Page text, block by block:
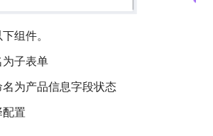
组件。
为子表单
名为产品信息字段状态
置